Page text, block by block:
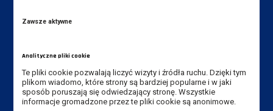
Akademia Nauk Stosowanych
im. Jana Amosa Komeńskiego w Lesznie
ul. Adama Mickiewicza 5, 64-100 Leszno
Zawsze aktywne
Analityczne pliki cookie
Te pliki cookie pozwalają liczyć wizyty i źródła ruchu. Dzięki tym
plikom wiadomo, które strony są bardziej popularne i w jaki
sposób poruszają się odwiedzający stronę. Wszystkie
informacje gromadzone przez te pliki cookie są anonimowe.